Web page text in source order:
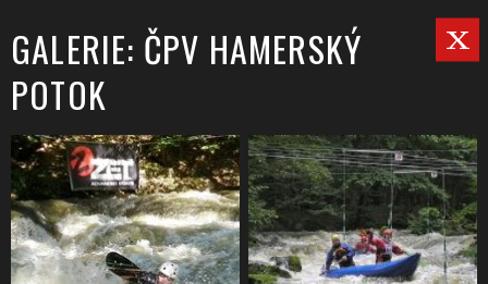
GALERIE: ČPV HAMERSKÝ
POTOK